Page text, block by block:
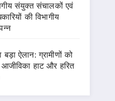
संयुक्त संचालकों एवं
की विभागीय
ऐलान: ग्रामीणों को
हाट और हरित